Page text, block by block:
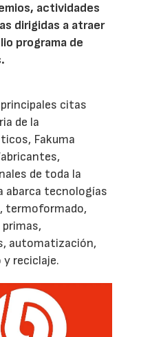
actividades
dirigidas a atraer
programa de
citas
de la
Fakuma
de toda la
abarca tecnologías
termoformado,
automatización,
reciclaje.